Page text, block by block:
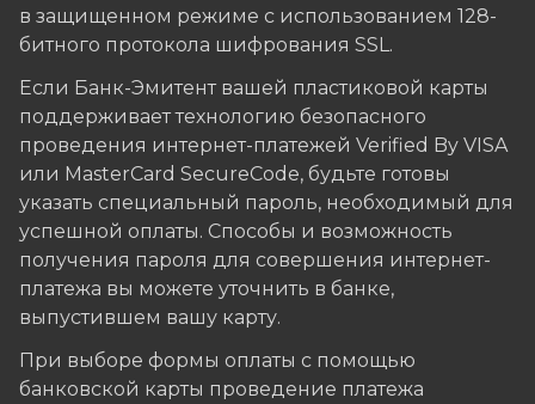
в защищенном режиме с использованием 128-
битного протокола шифрования SSL.
Если Банк-Эмитент вашей пластиковой карты
поддерживает технологию безопасного
проведения интернет-платежей Verified By VISA
или MasterCard SecureCode, будьте готовы
указать специальный пароль, необходимый для
успешной оплаты. Способы и возможность
получения пароля для совершения интернет-
платежа вы можете уточнить в банке,
выпустившем вашу карту.
При выборе формы оплаты с помощью
банковской карты проведение платежа